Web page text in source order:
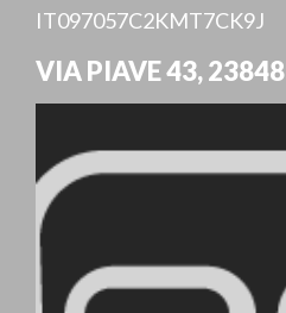
IT097057C2KMT7CK9J
VIA PIAVE 43,23848